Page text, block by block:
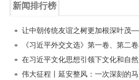
新闻排行榜
《习近平外交文选》第一卷、第二